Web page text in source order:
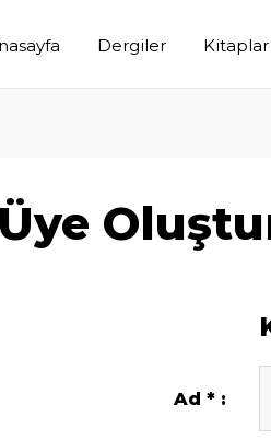
Dergiler Kitaplar
Ad